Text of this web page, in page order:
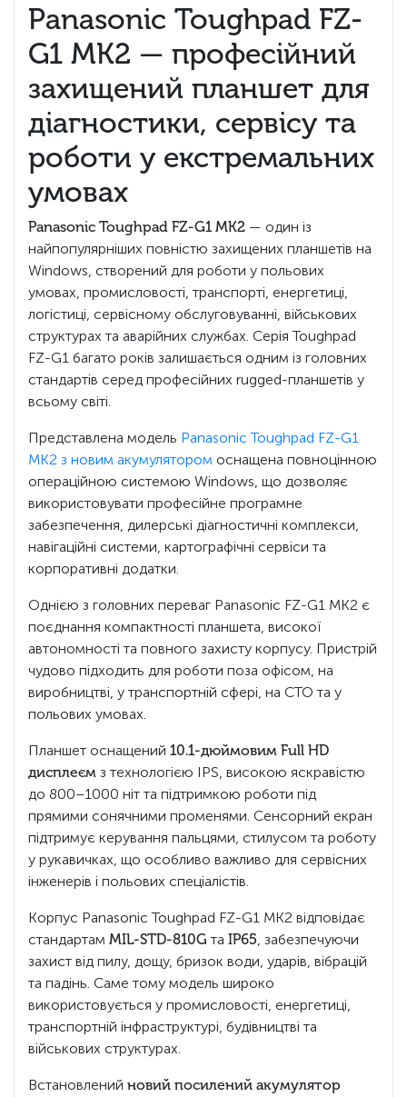
Panasonic Toughpad FZ-
G1 MK2 — професійний
захищений планшет для
діагностики, сервісу та
роботи у екстремальних
умовах
Panasonic Toughpad FZ-G1 MK2 — один із
найпопулярніших повністю захищених планшетів на
Windows, створений для роботи у польових
умовах, промисловості, транспорті, енергетиці,
логістиці, сервісному обслуговуванні, військових
структурах та аварійних службах. Серія Toughpad
FZ-G1 багато років залишається одним із головних
стандартів серед професійних rugged-планшетів у
всьому світі.
Представлена модель Panasonic Toughpad FZ-G1
MK2 з новим акумулятором оснащена повноцінною
операційною системою Windows, що дозволяє
використовувати професійне програмне
забезпечення, дилерські діагностичні комплекси,
навігаційні системи, картографічні сервіси та
корпоративні додатки.
Однією з головних переваг Panasonic FZ-G1 MK2 є
поєднання компактності планшета, високої
автономності та повного захисту корпусу. Пристрій
чудово підходить для роботи поза офісом, на
виробництві, у транспортній сфері, на СТО та у
польових умовах.
Планшет оснащений 10.1-дюймовим Full HD
дисплеєм з технологією IPS, високою яскравістю
до 800–1000 ніт та підтримкою роботи під
прямими сонячними променями. Сенсорний екран
підтримує керування пальцями, стилусом та роботу
у рукавичках, що особливо важливо для сервісних
інженерів і польових спеціалістів.
Корпус Panasonic Toughpad FZ-G1 MK2 відповідає
стандартам MIL-STD-810G та IP65 , забезпечуючи
захист від пилу, дощу, бризок води, ударів, вібрацій
та падінь. Саме тому модель широко
використовується у промисловості, енергетиці,
транспортній інфраструктурі, будівництві та
військових структурах.
Встановлений новий посилений акумулятор